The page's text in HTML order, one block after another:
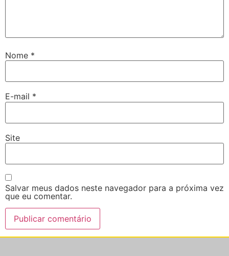
Nome *
E-mail *
Site
Salvar meus dados neste navegador para a próxima vez
que eu comentar.